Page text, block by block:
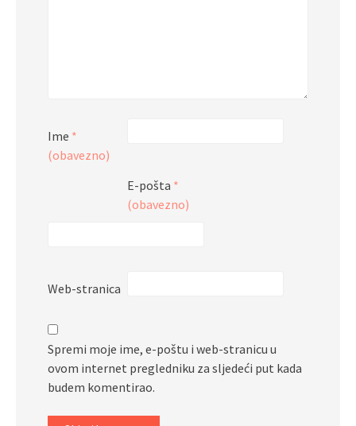
Ime *
(obavezno)
E-pošta *
(obavezno)
Web-stranica
Spremi moje ime, e-poštu i web-stranicu u
ovom internet pregledniku za sljedeći put kada
budem komentirao.